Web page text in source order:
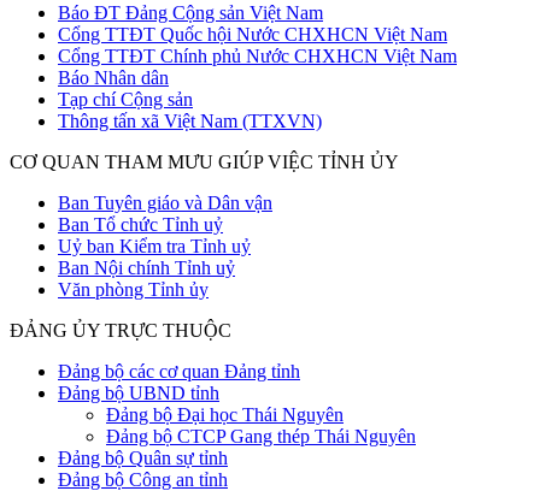
Báo ĐT Đảng Cộng sản Việt Nam
Cổng TTĐT Quốc hội Nước CHXHCN Việt Nam
Cổng TTĐT Chính phủ Nước CHXHCN Việt Nam
Báo Nhân dân
Tạp chí Cộng sản
Thông tấn xã Việt Nam (TTXVN)
CƠ QUAN THAM MƯU GIÚP VIỆC TỈNH ỦY
Ban Tuyên giáo và Dân vận
Ban Tổ chức Tỉnh uỷ
Uỷ ban Kiểm tra Tỉnh uỷ
Ban Nội chính Tỉnh uỷ
Văn phòng Tỉnh ủy
ĐẢNG ỦY TRỰC THUỘC
Đảng bộ các cơ quan Đảng tỉnh
Đảng bộ UBND tỉnh
Đảng bộ Đại học Thái Nguyên
Đảng bộ CTCP Gang thép Thái Nguyên
Đảng bộ Quân sự tỉnh
Đảng bộ Công an tỉnh